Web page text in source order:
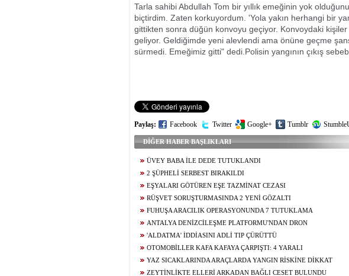
Tarla sahibi Abdullah Tom bir yıllık emeğinin yok
biçtirdim. Zaten korkuyordum. 'Yola yakın herhangi bir
gittikten sonra düğün konvoyu geçiyor. Konvoydaki
geliyor. Geldiğimde yeni alevlendi ama önüne geçme
sürmedi. Emeğimiz gitti" dedi.Polisin yangının çıkış
Paylaş: Facebook Twitter Google+ Tumblr
DİĞER HABER BAŞLIKLARI
ÜVEY BABA İLE DEDE TUTUKLANDI
2 ŞÜPHELİ SERBEST BIRAKILDI
EŞYALARI GÖTÜREN EŞE TAZMİNAT CEZASI
RÜŞVET SORUŞTURMASINDA 2 YENİ GÖZALTI
FUHUŞA ARACILIK OPERASYONUNDA 7 TUTUKLAMA
ANTALYA DENİZCİLEŞME PLATFORMU'NDAN DRON
SALDIRISINA KINAMA
'ALDATMA' İDDİASINI ADLİ TIP ÇÜRÜTTÜ
OTOMOBİLLER KAFA KAFAYA ÇARPIŞTI: 4 YARALI
YAZ SICAKLARINDA ARAÇLARDA YANGIN RİSKİNE DİKKAT
ZEYTİNLİKTE ELLERİ ARKADAN BAĞLI CESET BULUNDU